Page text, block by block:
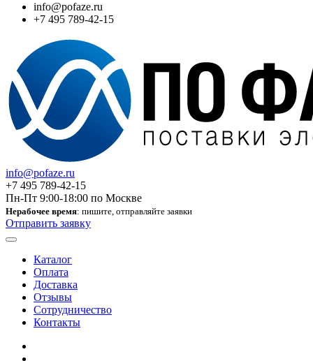
info@pofaze.ru
+7 495 789-42-15
info@pofaze.ru
+7 495 789-42-15
Пн-Пт 9:00-18:00 по Москве
Нерабочее время: пишите, отправляйте заявки
Отправить заявку
Каталог
Оплата
Доставка
Отзывы
Сотрудничество
Контакты